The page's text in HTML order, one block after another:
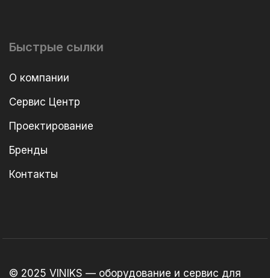
Быстрые сылки
О компании
Сервис Центр
Проектирование
Бренды
Контакты
© 2025 VINIKS — оборудование и сервис для